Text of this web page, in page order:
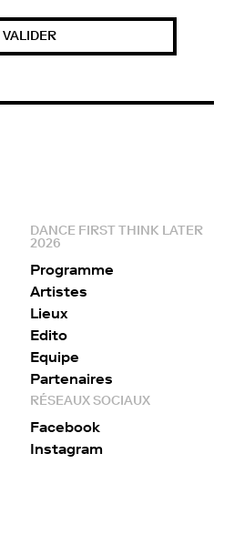
DANCE FIRST THINK LATER
2026
Programme
Artistes
Lieux
Edito
Equipe
Partenaires
RÉSEAUX SOCIAUX
Facebook
Instagram